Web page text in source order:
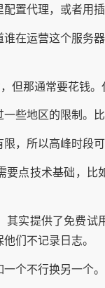
置代理，或者
在运营这个服务
但那通常要花钱
些地区的限制。
，所以高峰时段
要点技术基础，
实提供了免费
们不记录日志。
个不行换另一个